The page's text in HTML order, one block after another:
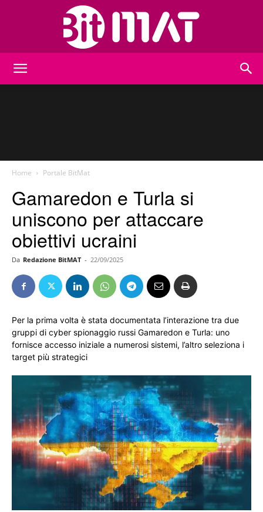
Home Portale BitMat
Gamaredon e Turla si
uniscono per attaccare
obiettivi ucraini
Da Redazione BitMAT - 22/09/2025
Per la prima volta è stata documentata l’interazione tra due
gruppi di cyber spionaggio russi Gamaredon e Turla: uno
fornisce accesso iniziale a numerosi sistemi, l’altro seleziona i
target più strategici